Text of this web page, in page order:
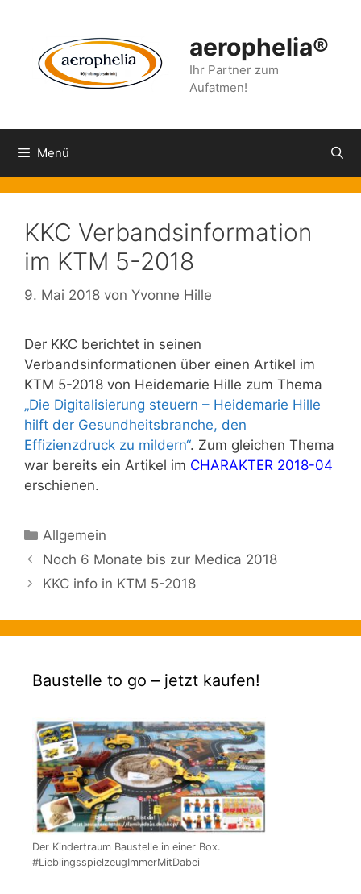
springen
aerophelia®
Ihr Partner zum
Aufatmen!
Menü
KKC Verbandsinformation
im KTM 5-2018
9. Mai 2018 von Yvonne Hille
Der KKC berichtet in seinen
Verbandsinformationen über einen Artikel im
KTM 5-2018 von Heidemarie Hille zum Thema
„Die Digitalisierung steuern – Heidemarie Hille
hilft der Gesundheitsbranche, den
Effizienzdruck zu mildern“. Zum gleichen Thema
war bereits ein Artikel im CHARAKTER 2018-04
erschienen.
Kategorien
Allgemein
Noch 6 Monate bis zur Medica 2018
KKC info in KTM 5-2018
Baustelle to go – jetzt kaufen!
Der Kindertraum Baustelle in einer Box.
#LieblingsspielzeugImmerMitDabei